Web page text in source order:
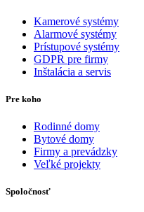
Kamerové systémy
Alarmové systémy
Prístupové systémy
GDPR pre firmy
Inštalácia a servis
Pre koho
Rodinné domy
Bytové domy
Firmy a prevádzky
Veľké projekty
Spoločnosť